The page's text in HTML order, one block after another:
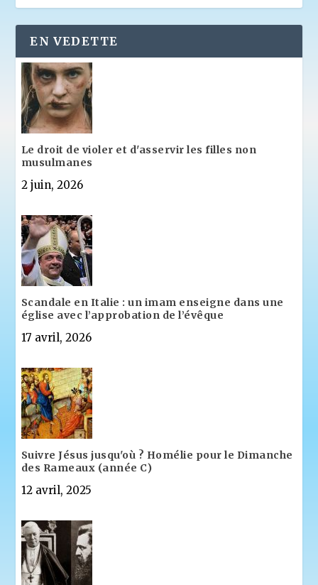
EN VEDETTE
Le droit de violer et d'asservir les filles non
musulmanes
2 juin, 2026
Scandale en Italie : un imam enseigne dans une
église avec l’approbation de l’évêque
17 avril, 2026
Suivre Jésus jusqu'où ? Homélie pour le Dimanche
des Rameaux (année C)
12 avril, 2025